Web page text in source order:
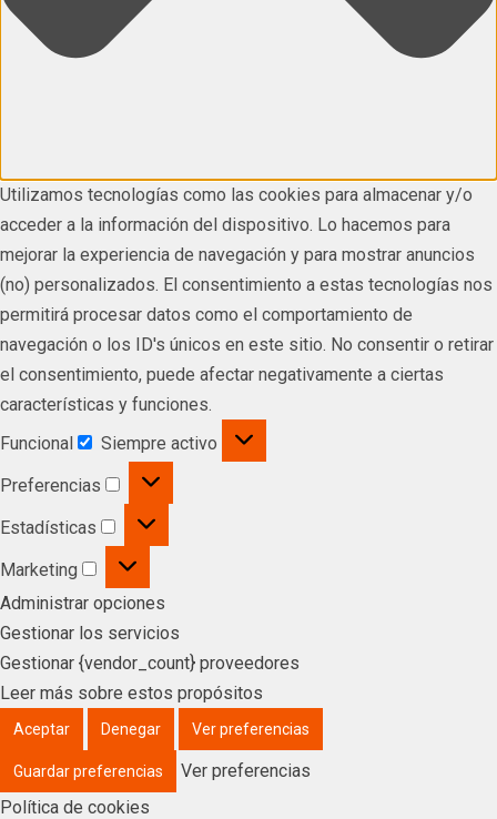
Utilizamos tecnologías como las cookies para almacenar y/o
acceder a la información del dispositivo. Lo hacemos para
mejorar la experiencia de navegación y para mostrar anuncios
(no) personalizados. El consentimiento a estas tecnologías nos
permitirá procesar datos como el comportamiento de
navegación o los ID's únicos en este sitio. No consentir o retirar
el consentimiento, puede afectar negativamente a ciertas
características y funciones.
Funcional
Siempre activo
Preferencias
Estadísticas
Marketing
Administrar opciones
Gestionar los servicios
Gestionar {vendor_count} proveedores
Leer más sobre estos propósitos
Aceptar Denegar Ver preferencias
Guardar preferencias
Ver preferencias
Política de cookies